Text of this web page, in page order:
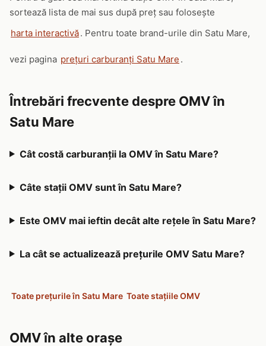
sortează lista de mai sus după preț sau folosește
harta interactivă. Pentru toate brand-urile din Satu Mare,
vezi pagina prețuri carburanți Satu Mare .
Întrebări frecvente despre OMV în
Satu Mare
Cât costă carburanții la OMV în Satu Mare?
Câte stații OMV sunt în Satu Mare?
Este OMV mai ieftin decât alte rețele în Satu Mare?
La cât se actualizează prețurile OMV Satu Mare?
Toate prețurile în Satu Mare Toate stațiile OMV
OMV în alte orașe